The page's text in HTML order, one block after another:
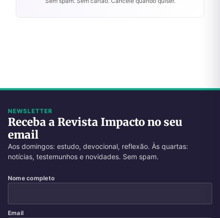
NEWSLETTER
Receba a Revista Impacto no seu
email
Aos domingos: estudo, devocional, reflexão. Às quartas:
notícias, testemunhos e novidades. Sem spam.
Nome completo
Email